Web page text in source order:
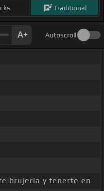
Traditional
Autoscroll
brujería y tenerte en